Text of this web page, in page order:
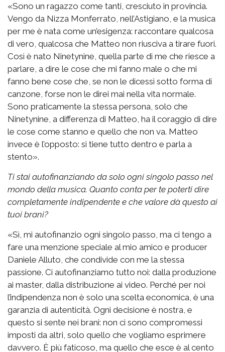
«Sono un ragazzo come tanti, cresciuto in provincia.
Vengo da Nizza Monferrato, nell’Astigiano, e la musica
per me è nata come un’esigenza: raccontare qualcosa
di vero, qualcosa che Matteo non riusciva a tirare fuori.
Così è nato Ninetynine, quella parte di me che riesce a
parlare, a dire le cose che mi fanno male o che mi
fanno bene cose che, se non le dicessi sotto forma di
canzone, forse non le direi mai nella vita normale.
Sono praticamente la stessa persona, solo che
Ninetynine, a differenza di Matteo, ha il coraggio di dire
le cose come stanno e quello che non va. Matteo
invece è l’opposto: si tiene tutto dentro e parla a
stento».
Ti stai autofinanziando da solo ogni singolo passo nel
mondo della musica. Quanto conta per te poterti dire
completamente indipendente e che valore dà questo ai
tuoi brani?
«Sì, mi autofinanzio ogni singolo passo, ma ci tengo a
fare una menzione speciale al mio amico e producer
Daniele Alluto, che condivide con me la stessa
passione. Ci autofinanziamo tutto noi: dalla produzione
ai master, dalla distribuzione ai video. Perché per noi
l’indipendenza non è solo una scelta economica, è una
garanzia di autenticità. Ogni decisione è nostra, e
questo si sente nei brani: non ci sono compromessi
imposti da altri, solo quello che vogliamo esprimere
davvero. È più faticoso, ma quello che esce è al cento